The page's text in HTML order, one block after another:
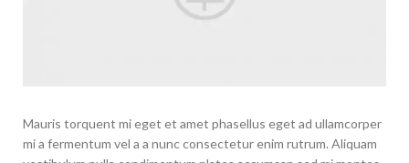
Mauris torquent mi eget et amet phasellus eget ad ullamcorper
mi a fermentum vel a a nunc consectetur enim rutrum. Aliquam